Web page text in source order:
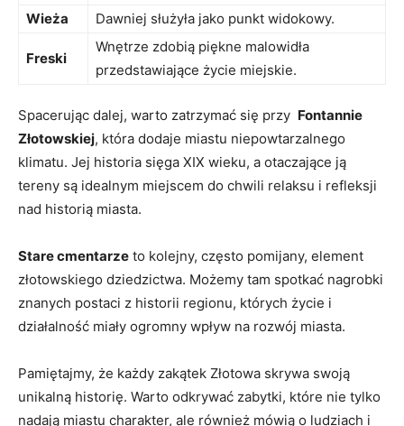
Wieża
Dawniej służyła jako punkt widokowy.
Freski
Wnętrze zdobią ​piękne malowidła
⁢przedstawiające życie miejskie.
Spacerując ⁤dalej, warto zatrzymać się przy ​ Fontannie
Złotowskiej, która dodaje miastu ⁢niepowtarzalnego
‍klimatu. Jej historia sięga‍ XIX wieku, a otaczające​ ją
tereny są idealnym miejscem do chwili​ relaksu i refleksji
nad‌ historią miasta.
Stare cmentarze to ⁢kolejny, ⁤często⁤ pomijany, element
złotowskiego dziedzictwa. Możemy tam spotkać nagrobki
znanych postaci z historii regionu, których życie i
działalność miały ogromny wpływ na‍ rozwój miasta.
Pamiętajmy, że każdy zakątek‌ Złotowa skrywa swoją
‍unikalną historię. Warto odkrywać zabytki, które nie ⁢tylko
nadają miastu charakter, ale również mówią o ludziach i